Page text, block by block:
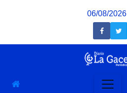
06/08/2026